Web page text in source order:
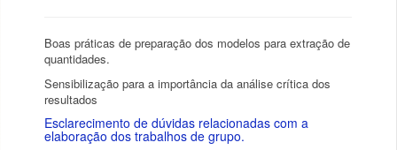
Boas práticas de preparação dos modelos para extração de
quantidades.
Sensibilização para a importância da análise crítica dos
resultados
Esclarecimento de dúvidas relacionadas com a
elaboração dos trabalhos de grupo.